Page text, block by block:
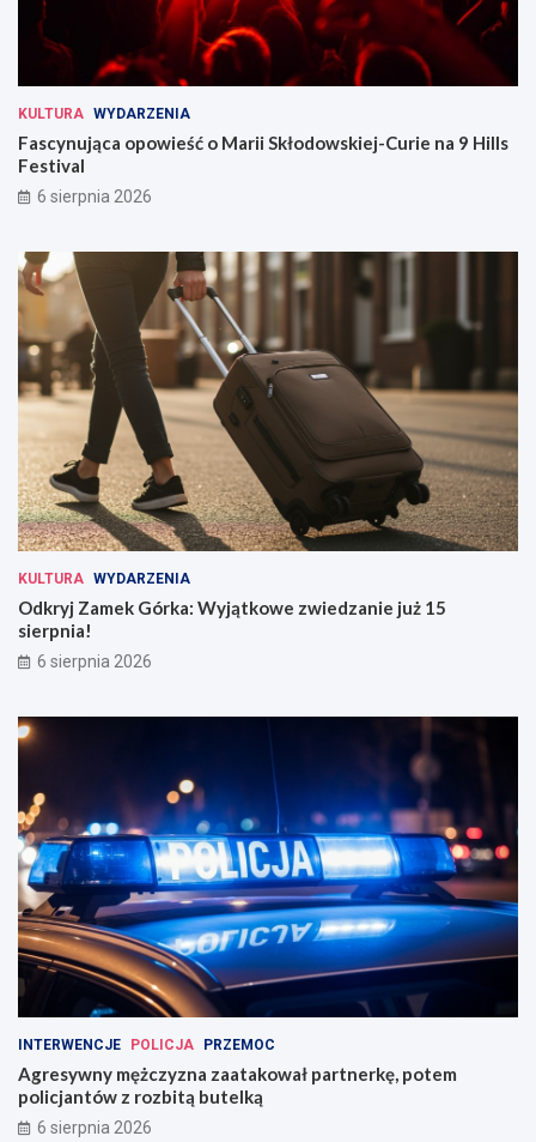
KULTURA WYDARZENIA
Fascynująca opowieść o Marii Skłodowskiej-Curie na 9 Hills
Festival
6 sierpnia 2026
KULTURA WYDARZENIA
Odkryj Zamek Górka: Wyjątkowe zwiedzanie już 15
sierpnia!
6 sierpnia 2026
INTERWENCJE POLICJA PRZEMOC
Agresywny mężczyzna zaatakował partnerkę, potem
policjantów z rozbitą butelką
6 sierpnia 2026